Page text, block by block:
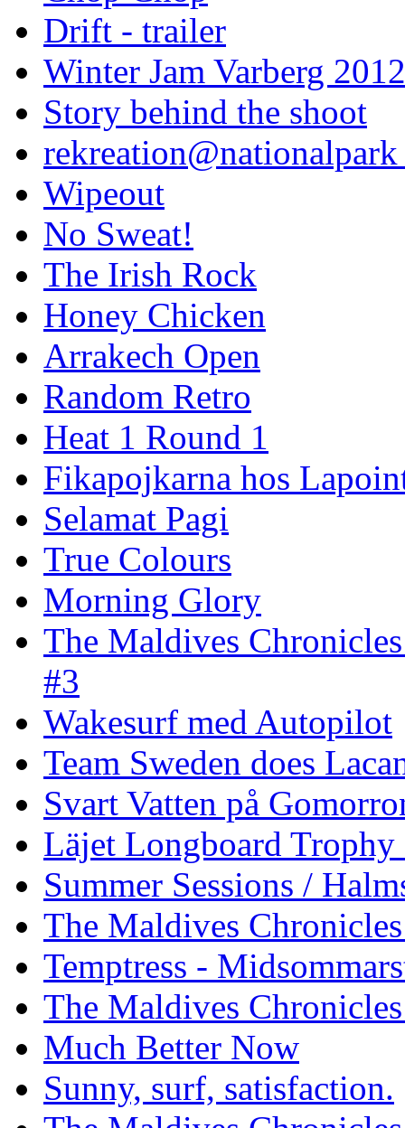
Drift - trailer
Winter Jam Varberg 2012
Story behind the shoot
rekreation@nationalpark
Wipeout
No Sweat!
The Irish Rock
Honey Chicken
Arrakech Open
Random Retro
Heat 1 Round 1
Fikapojkarna hos
Selamat Pagi
True Colours
Morning Glory
The Maldives
#3
Wakesurf med Autopilot
Team Sweden does
Svart Vatten på
Läjet Longboard
Summer Sessions /
The Maldives
Temptress -
The Maldives
Much Better Now
Sunny, surf, satisfaction.